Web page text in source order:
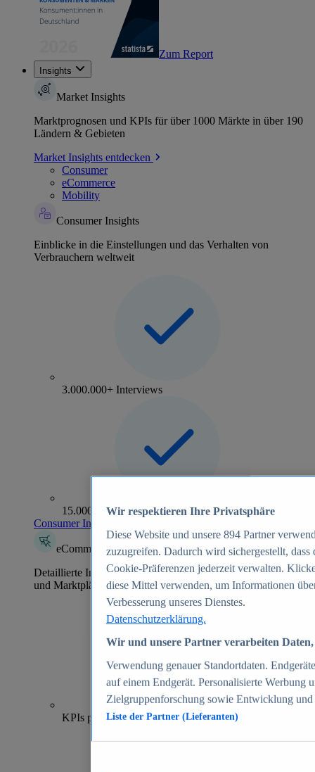
Zum Report
Insights
Market Insights
Marktprognosen und KPIs für über 1000 Märkte in über 190
Ländern & Gebieten
Market Insights entdecken
Consumer
eCommerce
Mobility
Consumer Insights
Einblicke in die Einstellungen und das Verhalten von
Verbrauchern weltweit
3.000.000+ Interviews
15.000+ Marken
Consumer Insights entdecken
eCommerce Insights
Detaillierte Informationen zu mehr als 39.000 Online-Shops
und Marktplätzen
70+
KPIs pro Shop
Wir respektieren Ihre Privatsphäre
Diese Website und unsere 894 Partner
zuzugreifen. Dadurch wird sichergestellt,
Cookie-Präferenzen jederzeit verwalten.
diese Mittel verwenden, um Informationen
Verbesserung unseres Dienstes.
Datenschutzerklärung.
Wir und unsere Partner verarbeiten
Verwendung genauer Standortdaten.
auf einem Endgerät. Personalisierte Werbung
Zielgruppenforschung sowie Entwicklung
Liste der Partner (Lieferanten)